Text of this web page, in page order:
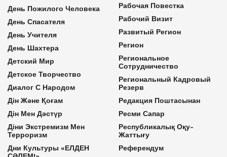
День Пожилого Человека
День Спасателя
День Учителя
День Шахтера
Детский Мир
Детское Творчество
Диалог С Народом
Дін Және Қоғам
Дін Мен Дәстүр
Діни Экстремизм Мен
Терроризм
Дни Культуры «ЕЛДЕН
Рабочая Повестка
Рабочий Визит
Развитый Регион
Регион
Региональное
Сотрудничество
Региональный Кадровый
Резерв
Редакция Поштасынан
Ресми Сапар
Республикалық Оқу-
Жаттығу
Референдум